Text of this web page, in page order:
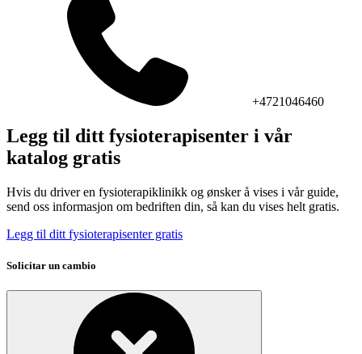
+4721046460
Legg til ditt fysioterapisenter i vår
katalog gratis
Hvis du driver en fysioterapiklinikk og ønsker å vises i vår guide,
send oss informasjon om bedriften din, så kan du vises helt gratis.
Legg til ditt fysioterapisenter gratis
Solicitar un cambio